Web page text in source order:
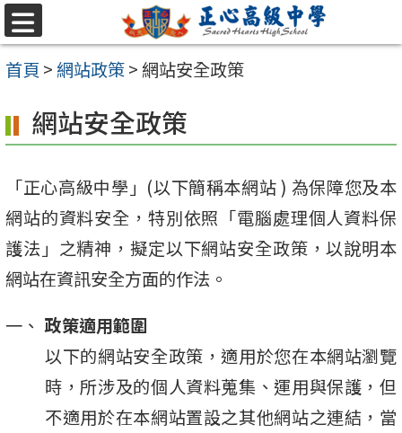
跳至主要內容區
選
單
首頁 > 網站政策> 網站安全政策
網站安全政策
「正心高級中學」(以下簡稱本網站 ) 為保障您及本
網站的資料安全，特別依照「電腦處理個人資料保
護法」之精神，擬定以下網站安全政策，以說明本
網站在資訊安全方面的作法。
政策適用範圍
以下的網站安全政策，適用於您在本網站瀏覽
時，所涉及的個人資料蒐集、運用與保護，但
不適用於在本網站置設之其他網站之連結，當